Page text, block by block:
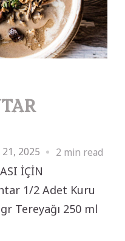
2025 2 min read
İÇİN
1/2 Adet Kuru
Tereyağı 250 ml